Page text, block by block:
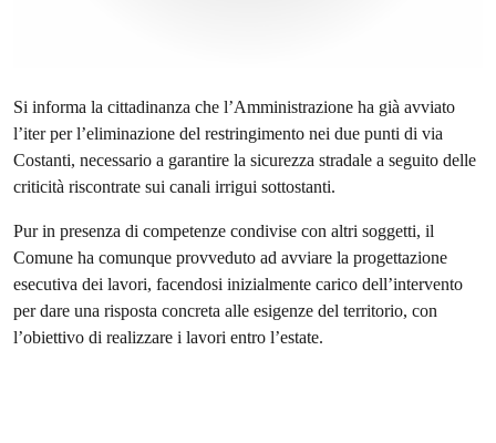
Si informa la cittadinanza che l’Amministrazione ha già avviato
l’iter per l’eliminazione del restringimento nei due punti di via
Costanti, necessario a garantire la sicurezza stradale a seguito delle
criticità riscontrate sui canali irrigui sottostanti.
Pur in presenza di competenze condivise con altri soggetti, il
Comune ha comunque provveduto ad avviare la progettazione
esecutiva dei lavori, facendosi inizialmente carico dell’intervento
per dare una risposta concreta alle esigenze del territorio, con
l’obiettivo di realizzare i lavori entro l’estate.